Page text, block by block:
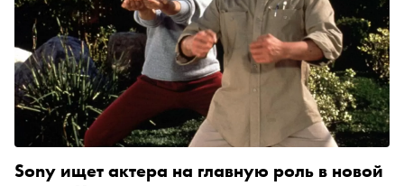
Sony ищет актера на главную роль в новой